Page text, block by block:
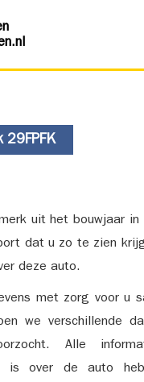
29FPFK
uit het bouwjaar in
dat u zo te zien
deze auto.
met zorg voor u
we verschillende
Alle
is over de auto